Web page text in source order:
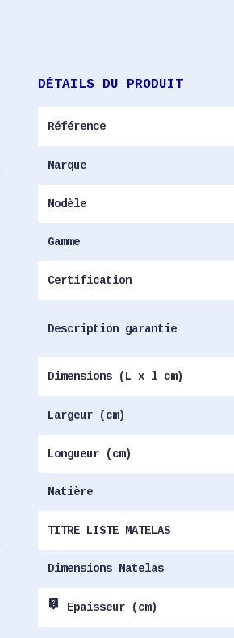
DÉTAILS DU PRODUIT
Référence
Marque
Modèle
Gamme
Certification
Description garantie
Dimensions (L x l cm)
Largeur (cm)
Longueur (cm)
Matière
TITRE LISTE MATELAS
Dimensions Matelas
live_help Epaisseur (cm)